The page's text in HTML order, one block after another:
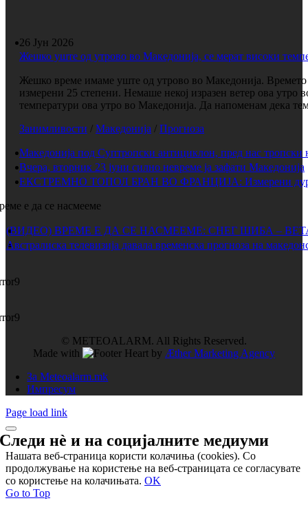
26 Јун 2026
Жешко уште од утрово во Македонија, се мерат високи
Жешко време имаме уште од утрово во Македонија. Времето
измерени 25 степени. Немаше некој изразен ветер ова
температури ова утро во Македонија. Да напоменам дека
Занимливости / Македонија / Прогноза
Македонија под Суптропски антициклон, пред нас тропски
Вчера, вторник 23 јуни силно невреме ја зафати Македонија
ЕКСТРЕМНО ТОПОЛ БРАН ВО ФРАНЦИЈА: Измерени дури
е да се насмееме
(ВИДЕО) ВРЕМЕ Е ДА СЕ НАСМЕЕМЕ: СНЕГ ШИБА –
Австралиска телевизија давала временска прогноза на
© METEOALARM. All Rights Reserved.
Made with
by Æther Marketing Agency
За Meteoalarm.mk
Импресум
Page load link
Следи нѐ и насоцијалните медиуми
Нашата веб-страница користи колачиња (cookies). Со
продолжување на користење на веб-страницата се согласувате
со користење на колачињата. OK
Go to Top